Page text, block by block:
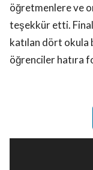
öğretmenlere ve
teşekkür etti. Final
katılan dört okula
öğrenciler hatıra